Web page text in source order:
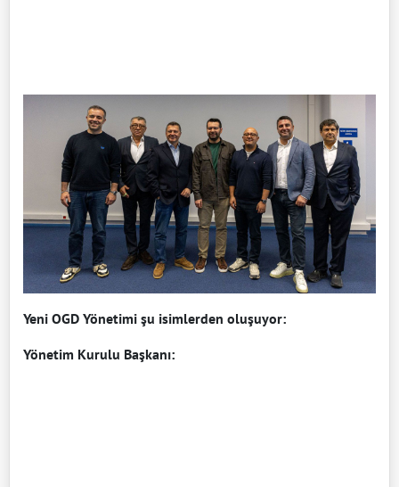
Yeni OGD Yönetimi şu isimlerden oluşuyor:
Yönetim Kurulu Başkanı: